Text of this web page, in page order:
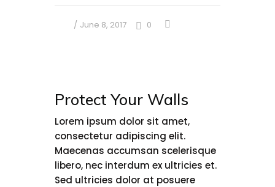
June 8, 2017 0
Protect Your Walls
Lorem ipsum dolor sit amet,
consectetur adipiscing elit.
Maecenas accumsan scelerisque
libero, nec interdum ex ultricies et.
Sed ultricies dolor at posuere